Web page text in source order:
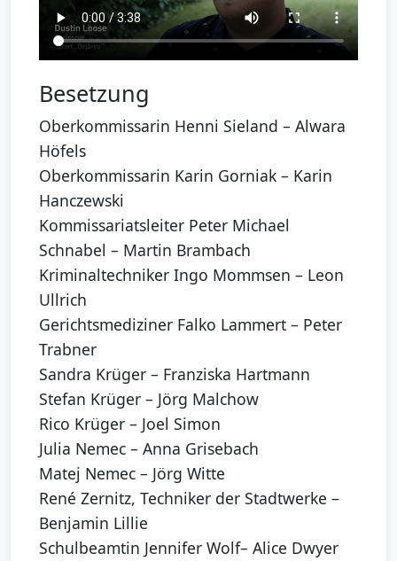
Besetzung
Oberkommissarin Henni Sieland – Alwara
Höfels
Oberkommissarin Karin Gorniak – Karin
Hanczewski
Kommissariatsleiter Peter Michael
Schnabel – Martin Brambach
Kriminaltechniker Ingo Mommsen – Leon
Ullrich
Gerichtsmediziner Falko Lammert – Peter
Trabner
Sandra Krüger – Franziska Hartmann
Stefan Krüger – Jörg Malchow
Rico Krüger – Joel Simon
Julia Nemec – Anna Grisebach
Matej Nemec – Jörg Witte
René Zernitz, Techniker der Stadtwerke –
Benjamin Lillie
Schulbeamtin Jennifer Wolf– Alice Dwyer